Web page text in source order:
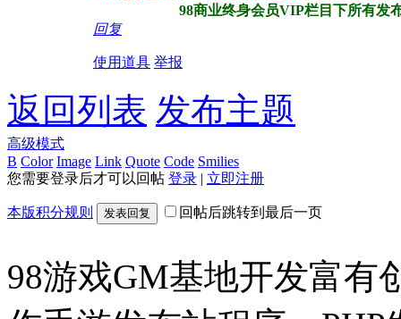
98商业终身会员VIP栏目下所有发布站
回复
使用道具 举报
返回列表 发布主题
高级模式
B Color Image Link Quote Code Smilies
您需要登录后才可以回帖 登录 | 立即注册
本版积分规则 发表回复 回帖后跳转到最后一页
98游戏GM基地开发富有